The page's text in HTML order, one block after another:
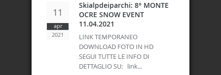
11
apr
2021
Skialpdeiparchi: 8° MONTE
OCRE SNOW EVENT
11.04.2021
LINK TEMPORANEO
DOWNLOAD FOTO IN HD
SEGUI TUTTE LE INFO DI
DETTAGLIO SU: link...